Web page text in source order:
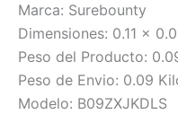
Marca: Surebounty
Dimensiones: 0.11 x
Peso del Producto:
Peso de Envio: 0.09
Modelo: B09ZXJKDLS